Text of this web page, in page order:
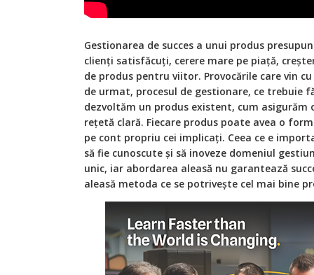
Gestionarea de succes a unui produs
clienți satisfăcuți, cerere mare pe piață,
de produs pentru viitor. Provocările care vin
de urmat, procesul de gestionare, ce trebuie
dezvoltăm un produs existent, cum asigurăm
rețetă clară. Fiecare produs poate avea o
pe cont propriu cei implicați. Ceea ce e
să fie cunoscute și să inoveze domeniul
unic, iar abordarea aleasă nu garantează
aleasă metoda ce se potrivește cel mai bine